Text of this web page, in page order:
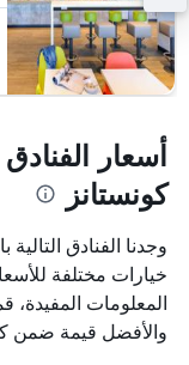
أسعار
كونستانز
وجدنا الفنادق
خيارات مختلفة
المعلومات المفيدة،
والأفضل قيمة ضمن